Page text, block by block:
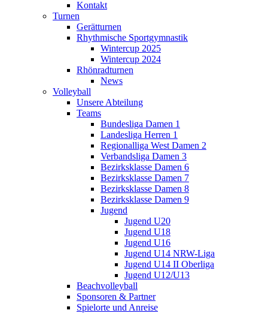
Kontakt
Turnen
Gerätturnen
Rhythmische Sportgymnastik
Wintercup 2025
Wintercup 2024
Rhönradturnen
News
Volleyball
Unsere Abteilung
Teams
Bundesliga Damen 1
Landesliga Herren 1
Regionalliga West Damen 2
Verbandsliga Damen 3
Bezirksklasse Damen 6
Bezirksklasse Damen 7
Bezirksklasse Damen 8
Bezirksklasse Damen 9
Jugend
Jugend U20
Jugend U18
Jugend U16
Jugend U14 NRW-Liga
Jugend U14 II Oberliga
Jugend U12/U13
Beachvolleyball
Sponsoren & Partner
Spielorte und Anreise